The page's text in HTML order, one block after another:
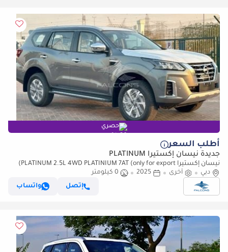
حصري
أطلب السعر
جديدة نيسان إكستيرا PLATINUM
نيسان إكستيرا PLATINUM 2.5L 4WD PLATINIUM 7AT (only for export)
(للتصدير فقط)
دبي أخرى 2025
0 كيلومتر
إتصل
واتساب